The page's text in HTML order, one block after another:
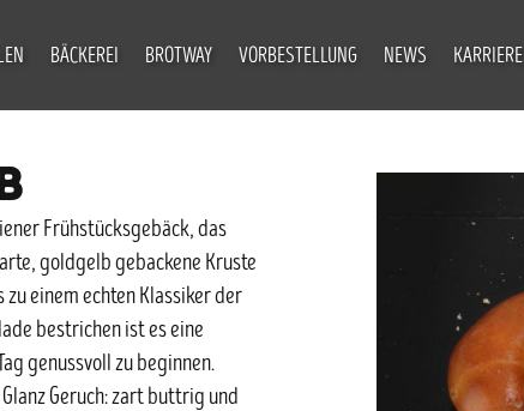
BÄCKEREI BROTWAY VORBESTELLUNG NEWS KARRIERE
Frühstücksgebäck, das
goldgelb gebackene Kruste
einem echten Klassiker der
bestrichen ist es eine
genussvoll zu beginnen.
Geruch: zart buttrig und